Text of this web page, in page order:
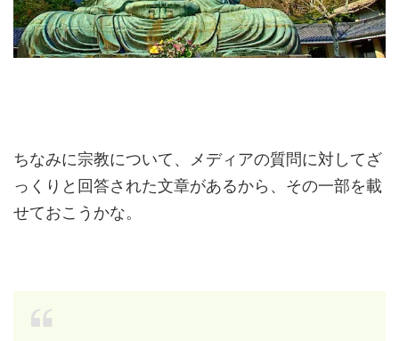
ちなみに宗教について、メディアの質問に対してざ
っくりと回答された文章があるから、その一部を載
せておこうかな。